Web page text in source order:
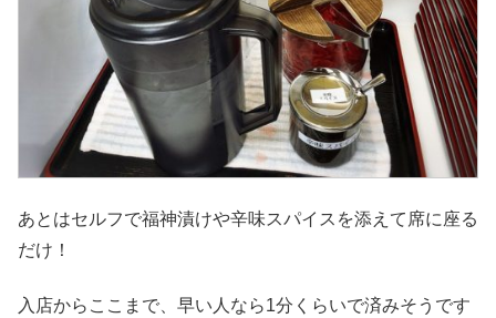
あとはセルフで福神漬けや辛味スパイスを添えて席に座る
だけ！
入店からここまで、早い人なら1分くらいで済みそうです